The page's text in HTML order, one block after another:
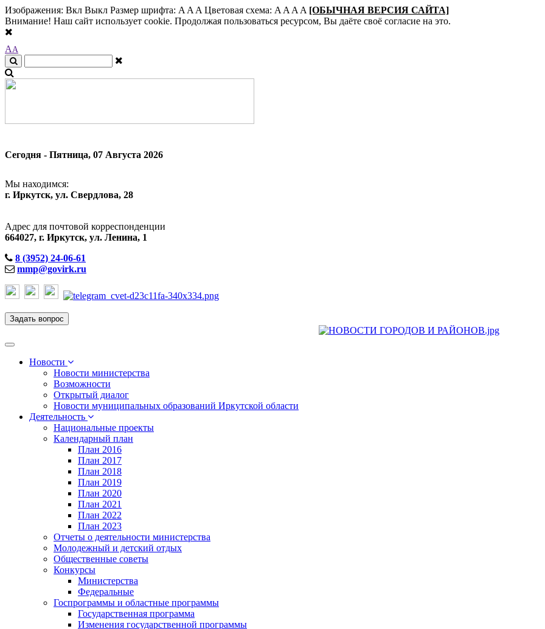
Изображения: Вкл Выкл Размер шрифта: A A A Цветовая схема: A A A A [ОБЫЧНАЯ ВЕРСИЯ САЙТА]
Внимание! Наш сайт использует cookie. Продолжая пользоваться ресурсом, Вы даёте своё согласие на это.
AA
Сегодня - Пятница, 07 Августа 2026
Мы находимся:
г. Иркутск, ул. Свердлова, 28
Адрес для почтовой корреспонденции
664027, г. Иркутск, ул. Ленина, 1
8 (3952) 24-06-61
mmp@govirk.ru
Задать вопрос
Toggle
navigationНовости
Новости министерства
Возможности
Открытый диалог
Новости муниципальных образований Иркутской области
Деятельность
Национальные проекты
Календарный план
План 2016
План 2017
План 2018
План 2019
План 2020
План 2021
План 2022
План 2023
Отчеты о деятельности министерства
Молодежный и детский отдых
Общественные советы
Конкурсы
Министерства
Федеральные
Госпрограммы и областные программы
Государственная программа
Изменения государственной программы